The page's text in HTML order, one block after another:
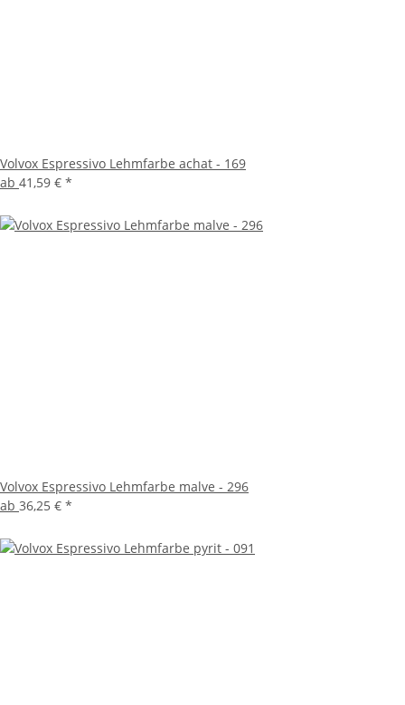
Volvox Espressivo Lehmfarbe achat - 169
ab 41,59 € *
Volvox Espressivo Lehmfarbe malve - 296
ab 36,25 € *